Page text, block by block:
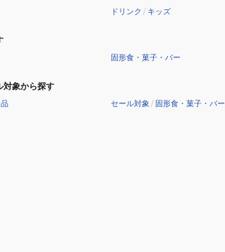
ドリンク / キッズ
固形食・菓子・バー
対象から探す
セール対象 /固形食・菓子・バー